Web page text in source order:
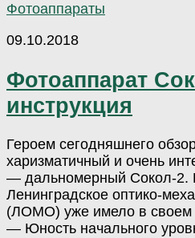
Фотоаппараты
09.10.2018
Фотоаппарат
инструкция
Героем сегодняшнего
харизматичный и очень
— дальномерный Сокол-2.
Ленинградское оптико-
(ЛОМО) уже имело в своем
— Юность начального